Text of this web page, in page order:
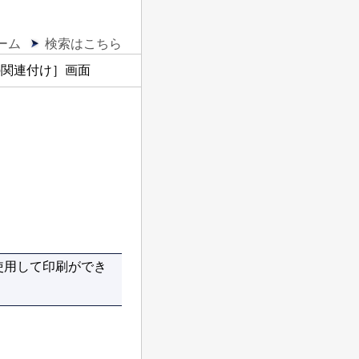
ム
検索はこちら
連付け］画面
して印刷ができ